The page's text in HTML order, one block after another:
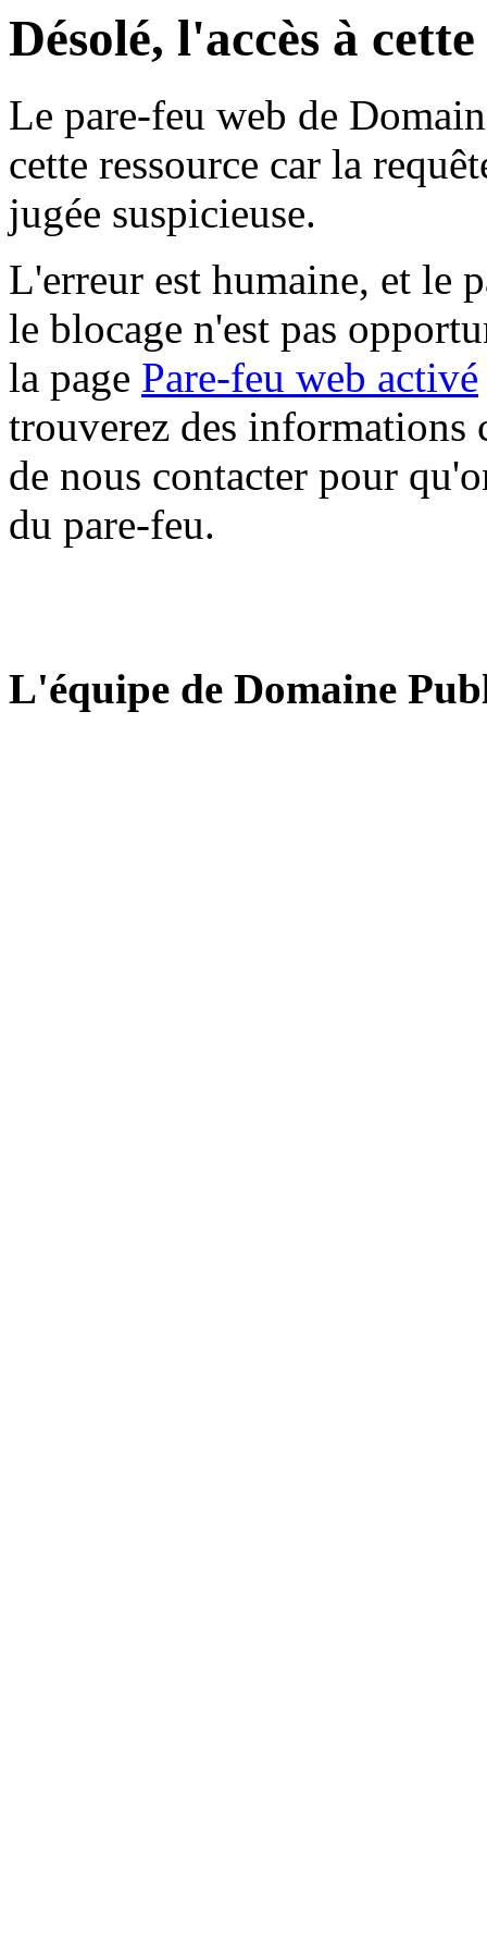
Désolé, l'accès à
Le pare-feu web de
cette ressource car la
jugée suspicieuse.
L'erreur est humaine, et le
le blocage n'est pas
la page Pare-feu web activé
trouverez des informations
de nous contacter pour
du pare-feu.
L'équipe de Domaine